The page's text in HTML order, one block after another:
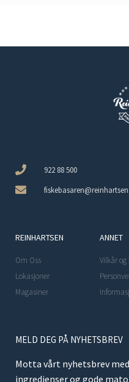
922 88 500
REINHARTSEN
Om Oss
Lokasjoner
Magasiner
ANNET
Vilkår
MELD DEG PÅ NYHETSBREV
Motta vårt nyhetsbrev
ingredienser og gode